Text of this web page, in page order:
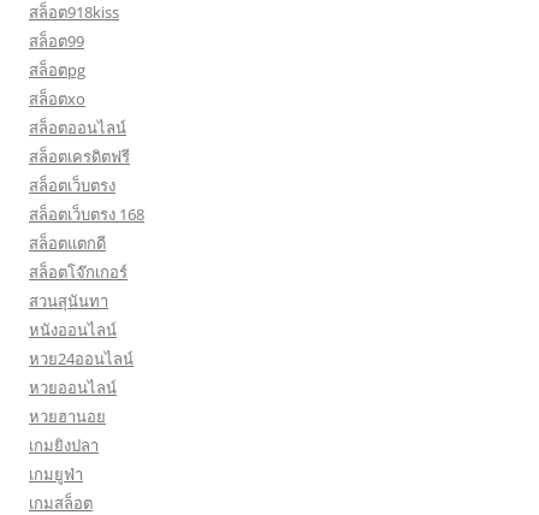
สล็อต918kiss
สล็อต99
สล็อตpg
สล็อตxo
สล็อตออนไลน์
สล็อตเครดิตฟรี
สล็อตเว็บตรง
สล็อตเว็บตรง 168
สล็อตแตกดี
สล็อตโจ๊กเกอร์
สวนสุนันทา
หนังออนไลน์
หวย24ออนไลน์
หวยออนไลน์
หวยฮานอย
เกมยิงปลา
เกมยูฟ่า
เกมสล็อต